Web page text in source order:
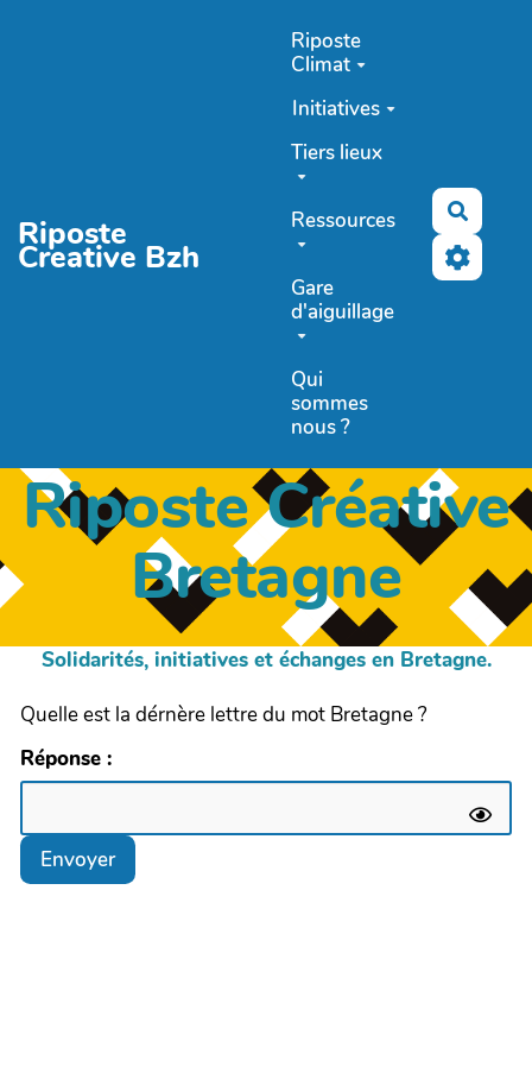
Riposte
Creative Bzh
Riposte
Climat
Initiatives
Tiers lieux
Ressources
Gare
d'aiguillage
Qui
sommes
nous ?
Riposte Créative
Bretagne
Solidarités, initiatives et échanges en Bretagne.
Quelle est la dérnère lettre du mot Bretagne ?
Réponse :
Envoyer